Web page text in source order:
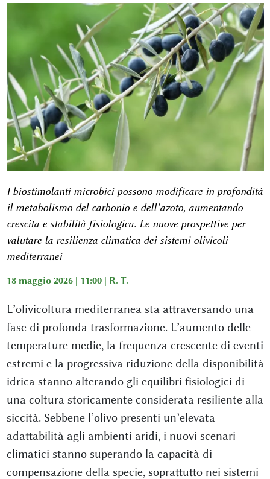
I biostimolanti microbici possono modificare in profondità
il metabolismo del carbonio e dell’azoto, aumentando
crescita e stabilità fisiologica. Le nuove prospettive per
valutare la resilienza climatica dei sistemi olivicoli
mediterranei
18 maggio 2026 | 11:00 | R. T.
L’olivicoltura mediterranea sta attraversando una
fase di profonda trasformazione. L’aumento delle
temperature medie, la frequenza crescente di eventi
estremi e la progressiva riduzione della disponibilità
idrica stanno alterando gli equilibri fisiologici di
una coltura storicamente considerata resiliente alla
siccità. Sebbene l’olivo presenti un’elevata
adattabilità agli ambienti aridi, i nuovi scenari
climatici stanno superando la capacità di
compensazione della specie, soprattutto nei sistemi